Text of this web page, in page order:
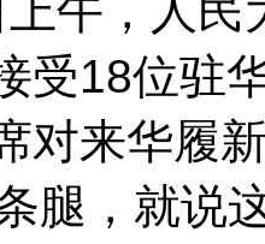
午，人
受18位驻
对来华履
腿，就说